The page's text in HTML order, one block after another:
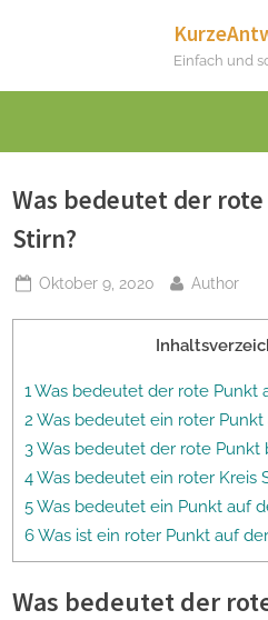
Einfach und
Was bedeutet der
Stirn?
Posted
Oktober 9, 2020 By
Author
1 Was bedeutet der rote Punkt
2 Was bedeutet ein roter
3 Was bedeutet der rote Punkt
4 Was bedeutet ein roter Kreis
5 Was bedeutet ein Punkt auf
6 Was ist ein roter Punkt auf
Was bedeutet der